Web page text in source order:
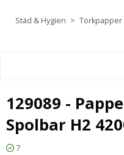
Städ & Hygien Torkpapper
129089 -
Spolbar H2
7